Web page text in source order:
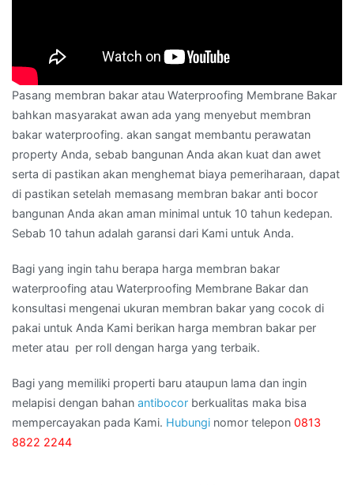
Pasang membran bakar atau Waterproofing Membrane Bakar
bahkan masyarakat awan ada yang menyebut membran
bakar waterproofing. akan sangat membantu perawatan
property Anda, sebab bangunan Anda akan kuat dan awet
serta di pastikan akan menghemat biaya pemeriharaan, dapat
di pastikan setelah memasang membran bakar anti bocor
bangunan Anda akan aman minimal untuk 10 tahun kedepan.
Sebab 10 tahun adalah garansi dari Kami untuk Anda.
Bagi yang ingin tahu berapa harga membran bakar
waterproofing atau Waterproofing Membrane Bakar dan
konsultasi mengenai ukuran membran bakar yang cocok di
pakai untuk Anda Kami berikan harga membran bakar per
meter atau per roll dengan harga yang terbaik.
Bagi yang memiliki properti baru ataupun lama dan ingin
melapisi dengan bahan antibocor berkualitas maka bisa
mempercayakan pada Kami. Hubungi nomor telepon 0813
8822 2244